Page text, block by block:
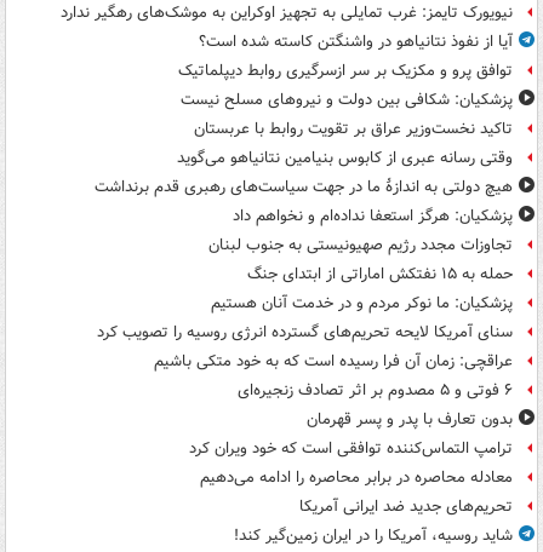
نیویورک تایمز: غرب تمایلی به تجهیز اوکراین به موشک‌های رهگیر ندارد
آیا از نفوذ نتانیاهو در واشنگتن کاسته شده است؟
توافق پرو و مکزیک بر سر ازسرگیری روابط دیپلماتیک
پزشکیان: شکافی بین دولت و نیروهای مسلح نیست
تاکید نخست‌وزیر عراق بر تقویت روابط با عربستان
وقتی رسانه عبری از کابوس بنیامین نتانیاهو می‌گوید
هیچ دولتی به اندازۀ ما در جهت سیاست‌های رهبری قدم برنداشت
پزشکیان: هرگز استعفا نداده‌ام و نخواهم داد
تجاوزات مجدد رژیم صهیونیستی به جنوب لبنان
حمله به ۱۵ نفتکش‌ اماراتی از ابتدای جنگ
پزشکیان: ما نوکر مردم و در خدمت آنان هستیم
سنای آمریکا لایحه تحریم‌های گسترده انرژی روسیه را تصویب کرد
عراقچی: زمان آن فرا رسیده است که به خود متکی باشیم
۶ فوتی و ۵ مصدوم بر اثر تصادف زنجیره‌ای
بدون تعارف با پدر و پسر قهرمان
ترامپ التماس‌کننده توافقی است که خود ویران کرد
معادله محاصره در برابر محاصره را ادامه می‌دهیم
تحریم‌های جدید ضد ایرانی آمریکا
شاید روسیه، آمریکا را در ایران زمین‌گیر کند!